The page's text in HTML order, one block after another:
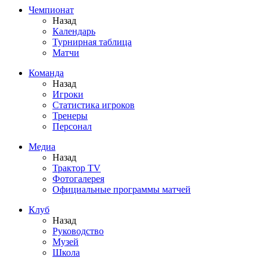
Чемпионат
Назад
Календарь
Турнирная таблица
Матчи
Команда
Назад
Игроки
Статистика игроков
Тренеры
Персонал
Медиа
Назад
Трактор TV
Фотогалерея
Официальные программы матчей
Клуб
Назад
Руководство
Музей
Школа